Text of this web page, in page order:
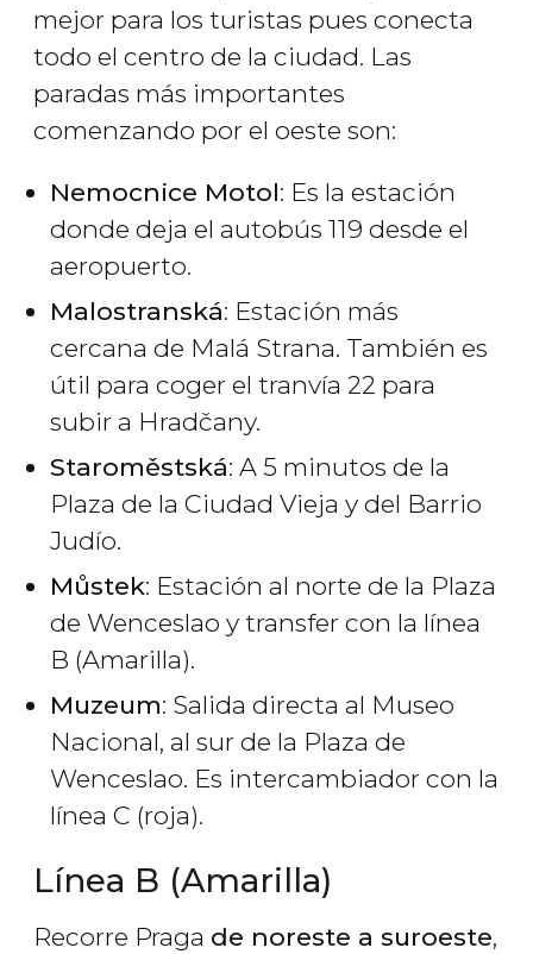
mejor para los turistas pues conecta
todo el centro de la ciudad. Las
paradas más importantes
comenzando por el oeste son:
Nemocnice Motol: Es la estación
donde deja el autobús 119 desde el
aeropuerto.
Malostranská: Estación más
cercana de Malá Strana. También es
útil para coger el tranvía 22 para
subir a Hradčany.
Staroměstská: A 5 minutos de la
Plaza de la Ciudad Vieja y del Barrio
Judío.
Můstek: Estación al norte de la Plaza
de Wenceslao y transfer con la línea
B (Amarilla).
Muzeum: Salida directa al Museo
Nacional, al sur de la Plaza de
Wenceslao. Es intercambiador con la
línea C (roja).
Línea B (Amarilla)
Recorre Praga de noreste a suroeste,